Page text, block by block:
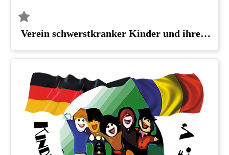
Verein schwerstkranker Kinder und ihrer Eltern e.V., Magdeburg